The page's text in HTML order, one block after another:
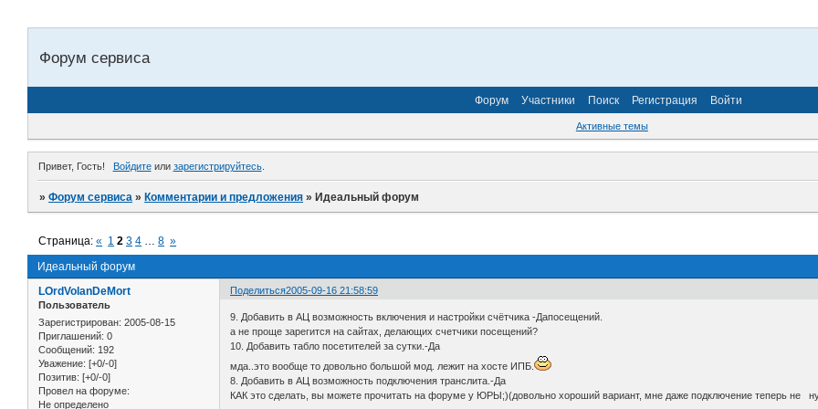
Форум сервиса
Форум Участники Поиск Регистрация Войти
Активные темы
Привет, Гость! Войдитеили зарегистрируйтесь.
»Форум сервиса »Комментарии и предложения »Идеальный форум
Идеальный форум
Страница:« 1 2 3 4 … 8 »
Поделиться2005-09-16 21:58:59
LOrdVolanDeMort
Пользователь
Зарегистрирован: 2005-08-15
Приглашений: 0
Сообщений: 192
Уважение: [+0/-0]
Позитив: [+0/-0]
Провел на форуме:
Не определено
9. Добавить в АЦ возможность включения и настройки счётчика -Дапосещений.
а не проще зарегится на сайтах, делающих счетчики посещений?
10. Добавить табло посетителей за сутки.-Да
мда..это вообще то довольно большой мод. лежит на хосте ИПБ.
8. Добавить в АЦ возможность подключения транслита.-Да
КАК это сделать, вы можете прочитать на форуме у ЮРЫ;)(довольно хороший вариант, мне даже подключение теперь не